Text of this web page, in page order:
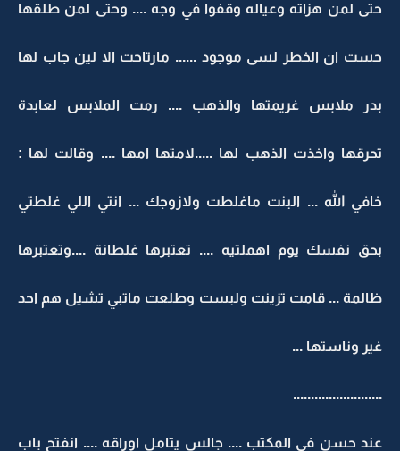
حتى لمن هزاته وعياله وقفوا في وجه .... وحتى لمن طلقها
حست ان الخطر لسى موجود ...... مارتاحت الا لين جاب لها
بدر ملابس غريمتها والذهب .... رمت الملابس لعابدة
تحرقها واخذت الذهب لها .....لامتها امها .... وقالت لها :
خافي الله ... البنت ماغلطت ولازوجك ... انتي اللي غلطتي
بحق نفسك يوم اهملتيه .... تعتبرها غلطانة ....وتعتبرها
ظالمة ... قامت تزينت ولبست وطلعت ماتبي تشيل هم احد
غير وناستها ...
.........................
عند حسن في المكتب .... جالس يتامل اوراقه .... انفتح باب